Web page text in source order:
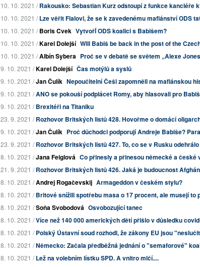
10. 10. 2021 /Rakousko: Sebastian Kurz odstoupí z funkce kancléře
10. 10. 2021 /Lze věřit Fialovi, že se k zavedenému mafiánství ODS
10. 10. 2021 /Boris Cvek VytvořÍ ODS koalici s Babišem?
10. 10. 2021 /Karel Dolejší Will Babiš be back in the post of the
10. 10. 2021 /Albín Sybera Proč se v debatě se světem „Alexe
9. 10. 2021 /Karel Dolejší Čas motýlů a syslů
9. 10. 2021 /Jan Čulík Nepoučitelní Češi zapomněli na mafiánskou
9. 10. 2021 /ANO se pokouší podplácet Romy, aby hlasovali pro
9. 10. 2021 /Brexitéři na Titaniku
23. 9. 2021 /Rozhovor Britských listů 428. Hovořme o domácí
9. 10. 2021 /Jan Čulík Proč důchodci podporují Andreje Babiše?
23. 9. 2021 /Rozhovor Britských listů 427. To, co se v Rusku
8. 10. 2021 /Jana Feiglová Co přinesly a přinesou německé a české
21. 9. 2021 /Rozhovor Britských listů 426. Jaká je budoucnost
8. 10. 2021 /Andrej Rogačevskij Armageddon v českém stylu?
8. 10. 2021 /Britové snížili spotřebu masa o 17 procent, ale musejí to
8. 10. 2021 /Soňa Svobodová Osvobozující tanec
8. 10. 2021 /Více než 140 000 amerických dětí přišlo v důsledku
8. 10. 2021 /Polský Ústavní soud rozhodl, že zákony EU jsou
8. 10. 2021 /Německo: Začala předběžná jednání o "semaforové"
8. 10. 2021 /Lež na volebním lístku SPD. A vnitro mlčí....